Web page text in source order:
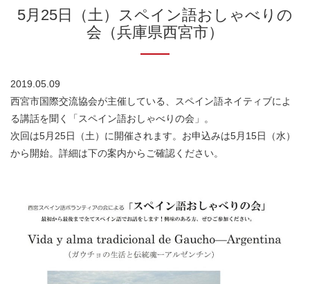
5月25日（土）スペイン語おしゃべりの
会（兵庫県西宮市）
2019.05.09
西宮市国際交流協会が主催している、スペイン語ネイティブによ
る講話を聞く「スペイン語おしゃべりの会」。
次回は5月25日（土）に開催されます。お申込みは5月15日（水）
から開始。詳細は下の案内からご確認ください。